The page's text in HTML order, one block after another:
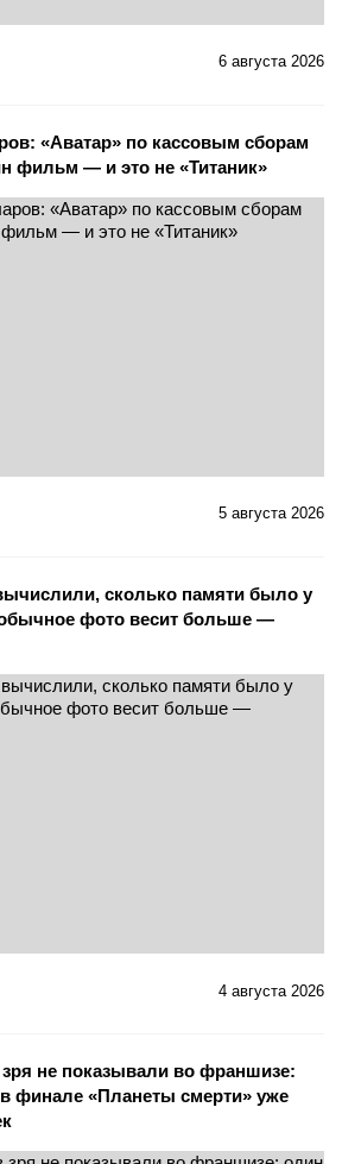
6 августа 2026
«Аватар» по кассовым сборам
фильм — и это не «Титаник»
5 августа 2026
сколько памяти было у
фото весит больше —
4 августа 2026
не показывали во франшизе:
финале «Планеты смерти» уже